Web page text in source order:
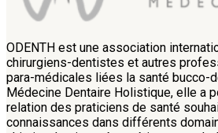
ODENTH est une association
chirurgiens-dentistes et autres
para-médicales liées la santé bucco-
Médecine Dentaire Holistique, elle a
relation des praticiens de santé
connaissances dans différents